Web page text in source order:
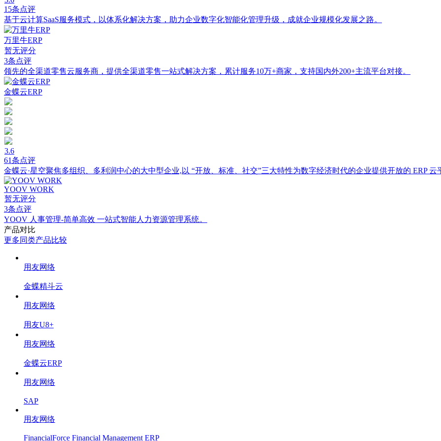
15条点评
基于云计算SaaS服务模式，以体系化解决方案，助力企业数字化智能化管理升级，成就企业规模化发展之路。
万里牛ERP
暂无评分
3条点评
领先的全渠道零售云服务商，提供全渠道零售一站式解决方案，累计服务10万+商家，支持国内外200+主流平台对接。
金蝶云ERP
3.6
61条点评
金蝶云·星空聚焦多组织、多利润中心的大中型企业,以 “开放、标准、社交”三大特性为数字经济时代的企业提供开放的 ERP 云
YOOV WORK
暂无评分
3条点评
YOOV 人事管理-简单高效 一站式智能人力资源管理系统。
产品对比
更多同类产品比较
用友网络
金蝶精斗云
用友网络
用友U8+
用友网络
金蝶云ERP
用友网络
SAP
用友网络
FinancialForce Financial Management ERP